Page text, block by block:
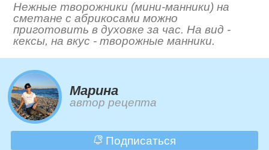
Нежные творожники (мини-манники) на
сметане с абрикосами можно
приготовить в духовке за час. На вид -
кексы, на вкус - творожные манники.
Марина
автор рецепта
Подписаться